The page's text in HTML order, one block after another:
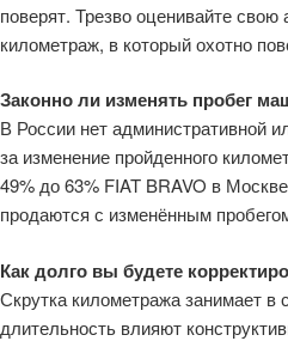
поверят. Трезво оценивайте
километраж, в который охотно
Законно ли изменять пробег
В России нет административной
за изменение пройденного
49% до 63% FIAT BRAVO в
продаются с изменённым
Как долго вы будете
Скрутка километража занимает
длительность влияют